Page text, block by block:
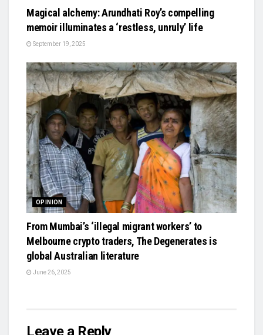
Magical alchemy: Arundhati Roy’s compelling
memoir illuminates a ‘restless, unruly’ life
September 19, 2025
OPINION
From Mumbai’s ‘illegal migrant workers’ to
Melbourne crypto traders, The Degenerates is
global Australian literature
June 26, 2025
Leave a Reply